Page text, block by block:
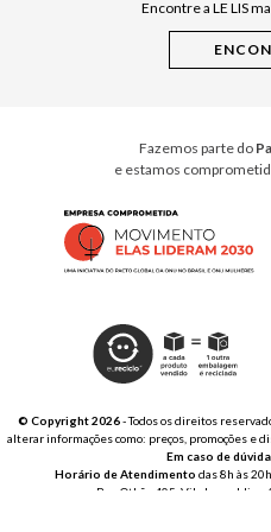
Cuidados CasaEncontre a LE LIS
Fazemos parte do
e estamos
© Copyright 2026- Todos os direitos
alterar informações como: preços, promoções e
Em caso de
Horário de Atendimento das 8h às
Rua Othão 405, Vila Leopoldina,